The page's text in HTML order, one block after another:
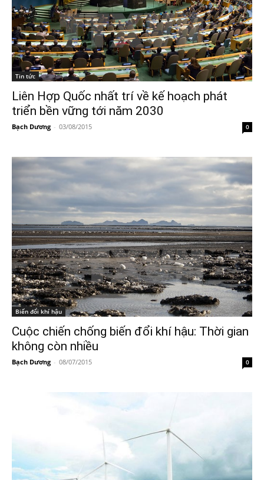
Tin tức
Liên Hợp Quốc nhất trí về kế hoạch phát
triển bền vững tới năm 2030
Bạch Dương - 03/08/2015 0
Biến đổi khí hậu
Cuộc chiến chống biến đổi khí hậu: Thời gian
không còn nhiều
Bạch Dương - 08/07/2015 0